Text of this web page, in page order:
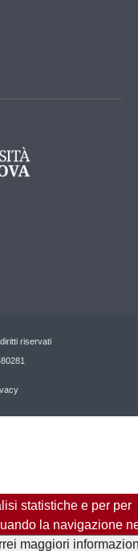
riservati
statistiche e per per
la navigazione